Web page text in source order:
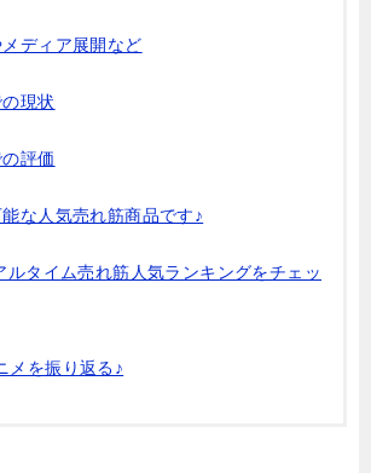
ディア展開など
現状
評価
な人気売れ筋商品です♪
ルタイム売れ筋人気ランキングをチェッ
メを振り返る♪